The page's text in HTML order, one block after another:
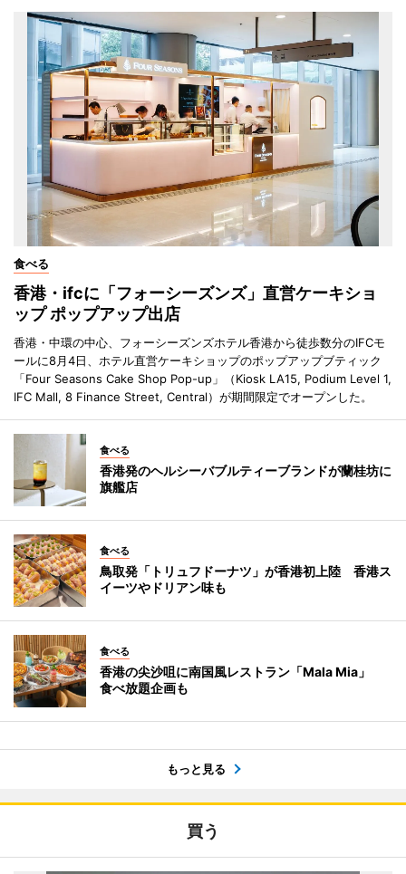
食べる
香港・ifcに「フォーシーズンズ」直営ケーキショ
ップ ポップアップ出店
香港・中環の中心、フォーシーズンズホテル香港から徒歩数分のIFCモ
ールに8月4日、ホテル直営ケーキショップのポップアップブティック
「Four Seasons Cake Shop Pop-up」（Kiosk LA15, Podium Level 1,
IFC Mall, 8 Finance Street, Central）が期間限定でオープンした。
食べる
香港発のヘルシーバブルティーブランドが蘭桂坊に
旗艦店
食べる
鳥取発「トリュフドーナツ」が香港初上陸 香港ス
イーツやドリアン味も
食べる
香港の尖沙咀に南国風レストラン「Mala Mia」
食べ放題企画も
もっと見る
買う